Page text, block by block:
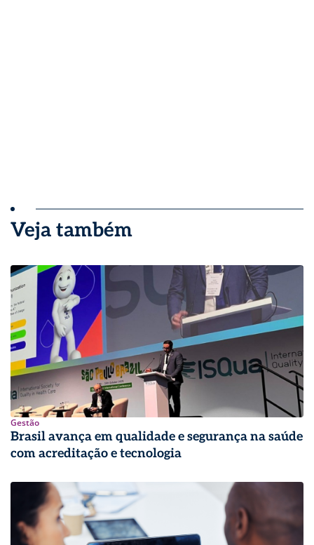
Veja também
Gestão
Brasil avança em qualidade e segurança na saúde
com acreditação e tecnologia